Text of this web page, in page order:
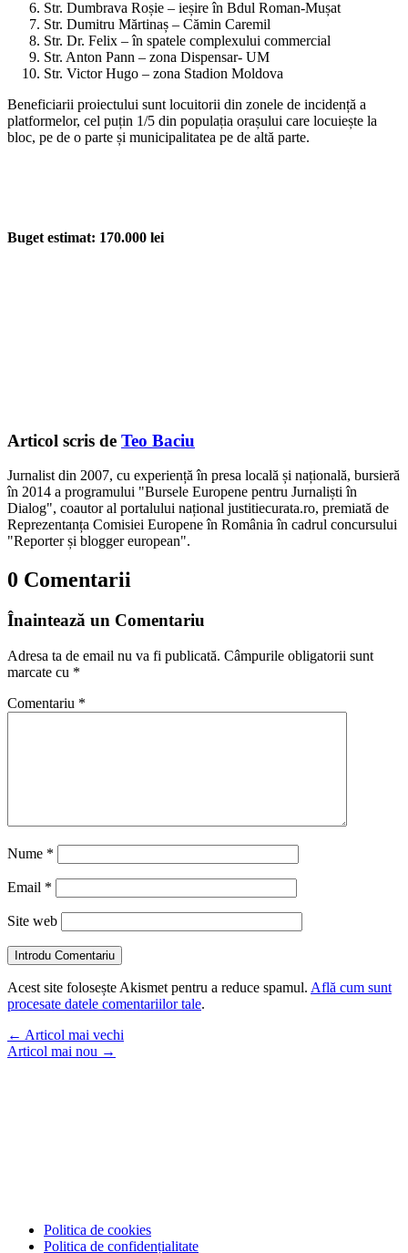
Str. Dumbrava Roșie – ieșire în Bdul Roman-Mușat
Str. Dumitru Mărtinaș – Cămin Caremil
Str. Dr. Felix – în spatele complexului commercial
Str. Anton Pann – zona Dispensar- UM
Str. Victor Hugo – zona Stadion Moldova
Beneficiarii proiectului sunt locuitorii din zonele de incidență a
platformelor, cel puțin 1/5 din populația orașului care locuiește la
bloc, pe de o parte și municipalitatea pe de altă parte.
Buget estimat: 170.000 lei
Articol scris de Teo Baciu
Jurnalist din 2007, cu experiență în presa locală și națională, bursieră
în 2014 a programului "Bursele Europene pentru Jurnaliști în
Dialog", coautor al portalului național justitiecurata.ro, premiată de
Reprezentanța Comisiei Europene în România în cadrul concursului
"Reporter și blogger european".
0 Comentarii
Înaintează un Comentariu
Adresa ta de email nu va fi publicată. Câmpurile obligatorii sunt
marcate cu *
Comentariu *
Nume *
Email *
Site web
Introdu Comentariu
Acest site folosește Akismet pentru a reduce spamul. Află cum sunt
procesate datele comentariilor tale.
← Articol mai vechi
Articol mai nou →
Politica de cookies
Politica de confidențialitate